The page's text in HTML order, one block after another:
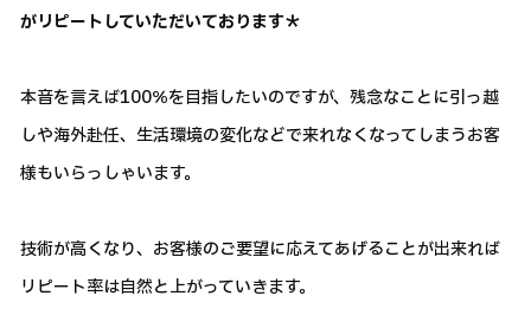
がリピートしていただいております＊
本音を言えば100％を目指したいのですが、残念なことに引っ越
しや海外赴任、生活環境の変化などで来れなくなってしまうお客
様もいらっしゃいます。
技術が高くなり、お客様のご要望に応えてあげることが出来れば
リピート率は自然と上がっていきます。